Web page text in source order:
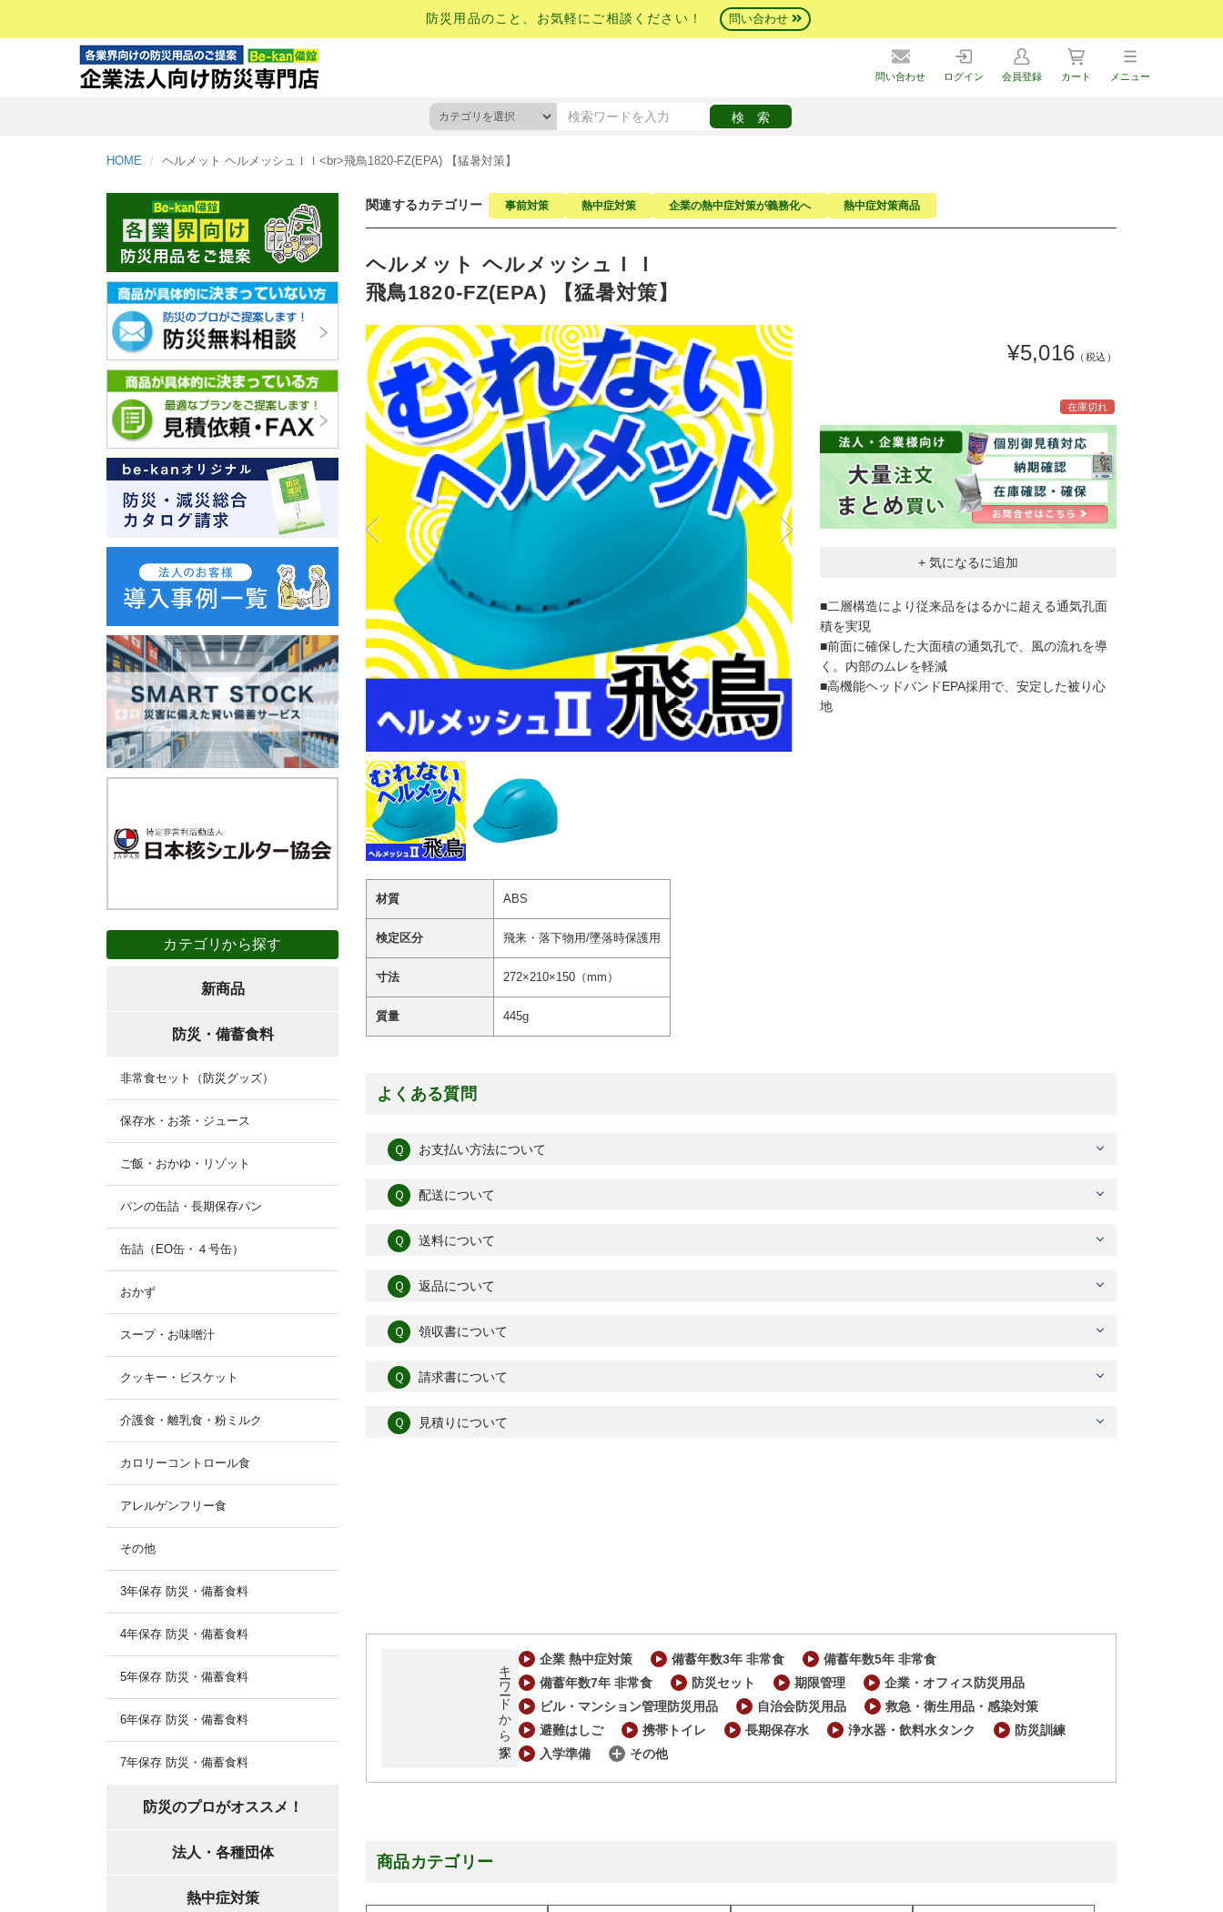
防災用品のこと、お気軽にご相談ください！ 問い合わせ
問い合わせ ログイン 会員登録 カート メニュー
HOME ヘルメット ヘルメッシュＩＩ<br>飛鳥1820-FZ(EPA) 【猛暑対策】
関連するカテゴリー 事前対策 熱中症対策 企業の熱中症対策が義務化へ 熱中症対策商品
ヘルメット ヘルメッシュＩＩ
飛鳥1820-FZ(EPA) 【猛暑対策】
¥5,016 （税込）
在庫切れ
+ 気になるに追加
■二層構造により従来品をはるかに超える通気孔面
積を実現
■前面に確保した大面積の通気孔で、風の流れを導
く。内部のムレを軽減
■高機能ヘッドバンドEPA採用で、安定した被り心
地
材質 ABS
検定区分 飛来・落下物用/墜落時保護用
寸法 272×210×150（mm）
質量 445g
よくある質問
Ｑ お支払い方法について
Ｑ 配送について
Ｑ 送料について
Ｑ 返品について
Ｑ 領収書について
Ｑ 請求書について
Ｑ 見積りについて
キーワードから探す 企業 熱中症対策 備蓄年数3年 非常食
備蓄年数5年 非常食
備蓄年数7年 非常食
防災セット 期限管理
企業・オフィス防災用品
ビル・マンション管理防災用品
自治会防災用品
救急・衛生用品・感染対策
避難はしご
携帯トイレ 長期保存水 浄水器・飲料水タンク
防災訓練
入学準備
その他
商品カテゴリー
カテゴリから探す
新商品
防災・備蓄食料
非常食セット（防災グッズ）
保存水・お茶・ジュース
ご飯・おかゆ・リゾット
パンの缶詰・長期保存パン
缶詰（EO缶・４号缶）
おかず
スープ・お味噌汁
クッキー・ビスケット
介護食・離乳食・粉ミルク
カロリーコントロール食
アレルゲンフリー食
その他
3年保存 防災・備蓄食料
4年保存 防災・備蓄食料
5年保存 防災・備蓄食料
6年保存 防災・備蓄食料
7年保存 防災・備蓄食料
防災のプロがオススメ！
法人・各種団体
熱中症対策